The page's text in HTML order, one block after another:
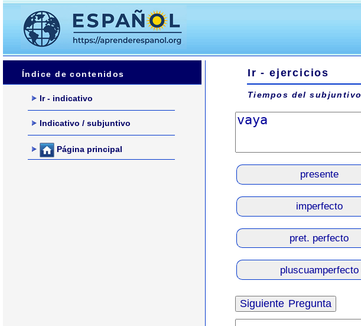
Índice de contenidos
Ir - indicativo
Indicativo / subjuntivo
Página principal
Ir - ejercicios
Tiempos del subjuntivo